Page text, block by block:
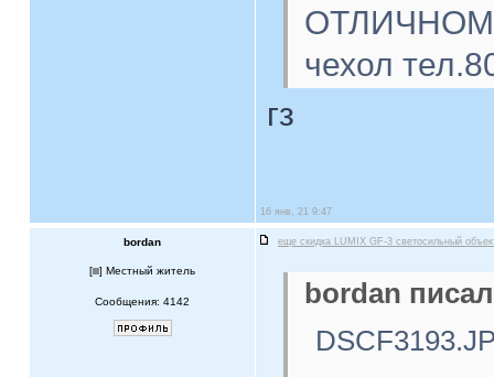
ОТЛИЧНОМ
чехол
гз
16 янв, 21 9:47
bordan еще скидка LUMIX GF-3 светосильный
[ ] Местный житель
Сообщения: 4142
bordan